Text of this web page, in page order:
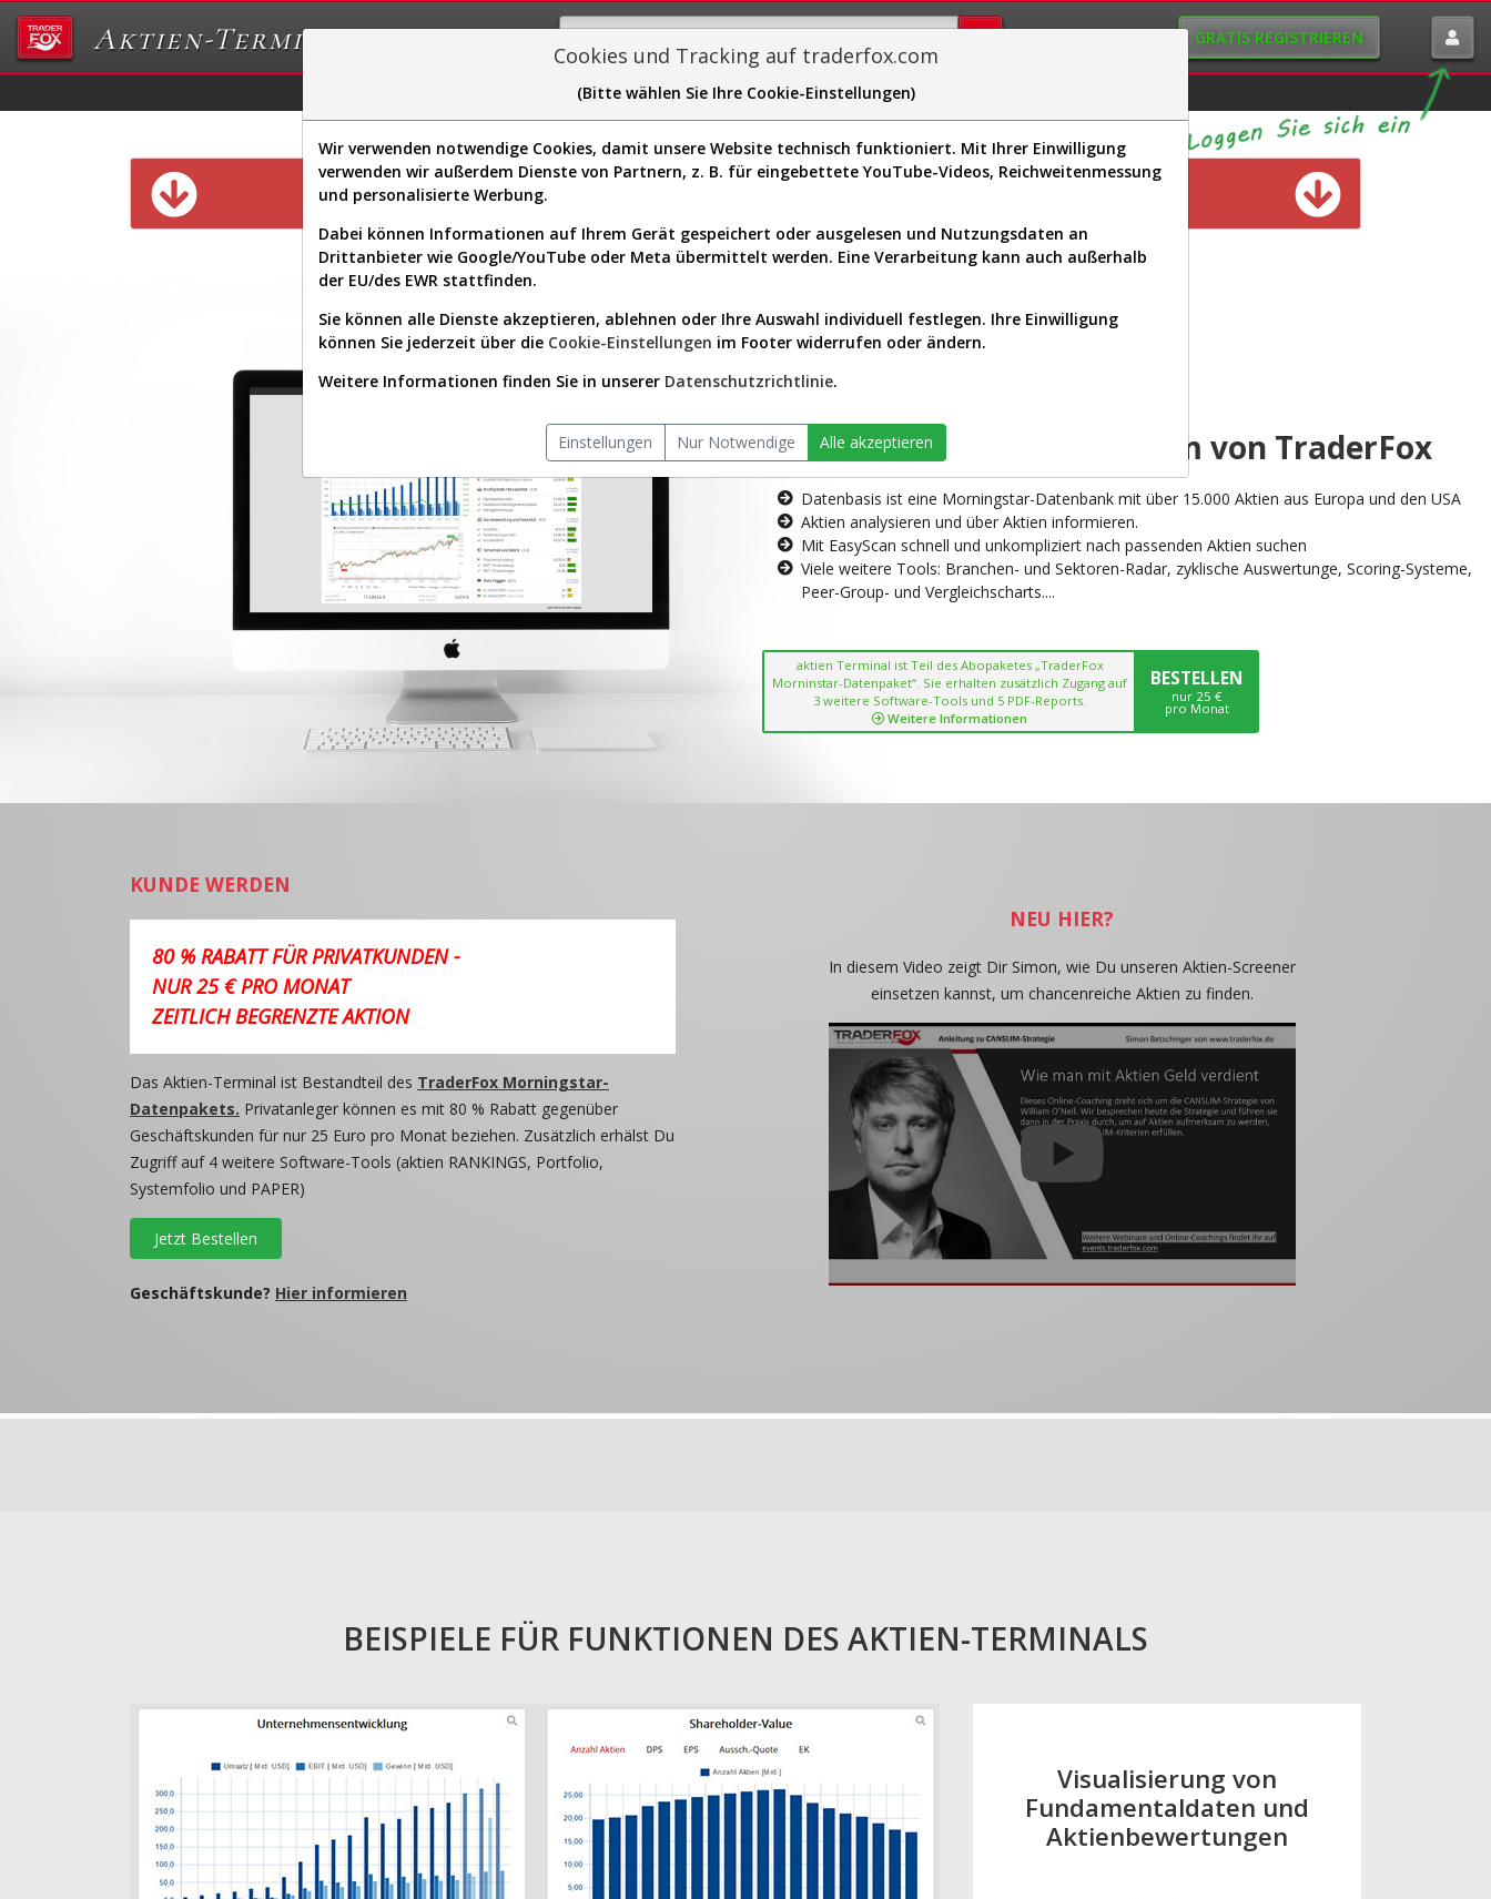
Aktien-Terminal GRATIS REGISTRIEREN
Sector-Spider Easy-Scan Visualizations
Diese Funktion ist nur für Premium-Kunden verfügbar
AKTIEN-TERMINAL
Die Aktienanalyse-Plattform von TraderFox
Datenbasis ist eine Morningstar-Datenbank mit über 15.000 Aktien aus Europa und den USA
Aktien analysieren und über Aktien informieren.
Mit EasyScan schnell und unkompliziert nach passenden Aktien suchen
Viele weitere Tools: Branchen- und Sektoren-Radar, zyklische Auswertunge, Scoring-Systeme,
Peer-Group- und Vergleichscharts....
aktien Terminal ist Teil des Abopaketes „TraderFox
Morninstar-Datenpaket“. Sie erhalten zusätzlich Zugang auf
3 weitere Software-Tools und 5 PDF-Reports.
Weitere Informationen
BESTELLEN
nur 25 €
pro Monat
KUNDE WERDEN
80 % RABATT FÜR PRIVATKUNDEN -
NUR 25 € PRO MONAT
ZEITLICH BEGRENZTE AKTION
Das Aktien-Terminal ist Bestandteil des TraderFox Morningstar-
Datenpakets. Privatanleger können es mit 80 % Rabatt gegenüber
Geschäftskunden für nur 25 Euro pro Monat beziehen. Zusätzlich erhälst Du
Zugriff auf 4 weitere Software-Tools (aktien RANKINGS, Portfolio,
Systemfolio und PAPER)
Jetzt Bestellen
Geschäftskunde? Hier informieren
NEU HIER?
In diesem Video zeigt Dir Simon, wie Du unseren Aktien-Screener
einsetzen kannst, um chancenreiche Aktien zu finden.
BEISPIELE FÜR FUNKTIONEN DES AKTIEN-TERMINALS
Visualisierung von
Fundamentaldaten und
Aktienbewertungen
Cookies und Tracking auf traderfox.com
(Bitte wählen Sie Ihre Cookie-Einstellungen)
Wir verwenden notwendige Cookies, damit unsere Website technisch funktioniert. Mit Ihrer Einwilligung
verwenden wir außerdem Dienste von Partnern, z. B. für eingebettete YouTube-Videos, Reichweitenmessung
und personalisierte Werbung.
Dabei können Informationen auf Ihrem Gerät gespeichert oder ausgelesen und Nutzungsdaten an
Drittanbieter wie Google/YouTube oder Meta übermittelt werden. Eine Verarbeitung kann auch außerhalb
der EU/des EWR stattfinden.
Sie können alle Dienste akzeptieren, ablehnen oder Ihre Auswahl individuell festlegen. Ihre Einwilligung
können Sie jederzeit über die Cookie-Einstellungen im Footer widerrufen oder ändern.
Weitere Informationen finden Sie in unserer Datenschutzrichtlinie.
Einstellungen Nur Notwendige Alle akzeptieren